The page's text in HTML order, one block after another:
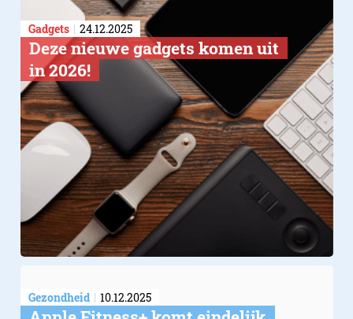
Gadgets 24.12.2025
Deze nieuwe gadgets komen uit
in 2026!
Gezondheid 10.12.2025